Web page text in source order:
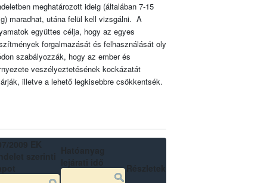
meghatározott ideig (általában 7-15
maradhat, utána felül kell vizsgálni. A
együttes célja, hogy az egyes
forgalmazását és felhasználását oly
szabályozzák, hogy az ember és
veszélyeztetésének kockázatát
illetve a lehető legkisebbre csökkentsék.